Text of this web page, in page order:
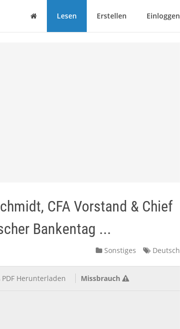
Haus Lesen Erstellen Einloggen
CFA Vorstand & Chief
Bankentag ...
Sonstiges Deutsch
PDF Herunterladen Missbrauch